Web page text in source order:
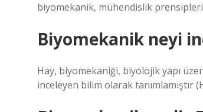
biyomekanik, mühendislik
Biyomekanik neyi
Hay, biyomekaniği, biyolojik yapı
inceleyen bilim olarak tanımlamıştır